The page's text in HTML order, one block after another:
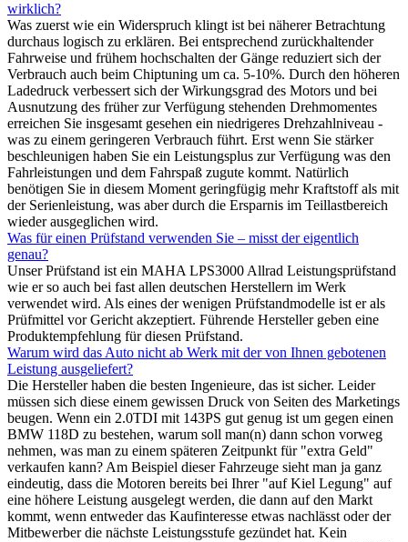
wirklich?
Was zuerst wie ein Widerspruch klingt ist bei näherer Betrachtung
durchaus logisch zu erklären. Bei entsprechend zurückhaltender
Fahrweise und frühem hochschalten der Gänge reduziert sich der
Verbrauch auch beim Chiptuning um ca. 5-10%. Durch den höheren
Ladedruck verbessert sich der Wirkungsgrad des Motors und bei
Ausnutzung des früher zur Verfügung stehenden Drehmomentes
erreichen Sie insgesamt gesehen ein niedrigeres Drehzahlniveau -
was zu einem geringeren Verbrauch führt. Erst wenn Sie stärker
beschleunigen haben Sie ein Leistungsplus zur Verfügung was den
Fahrleistungen und dem Fahrspaß zugute kommt. Natürlich
benötigen Sie in diesem Moment geringfügig mehr Kraftstoff als mit
der Serienleistung, was aber durch die Ersparnis im Teillastbereich
wieder ausgeglichen wird.
Was für einen Prüfstand verwenden Sie – misst der eigentlich
genau?
Unser Prüfstand ist ein MAHA LPS3000 Allrad Leistungsprüfstand
wie er so auch bei fast allen deutschen Herstellern im Werk
verwendet wird. Als eines der wenigen Prüfstandmodelle ist er als
Prüfmittel vor Gericht akzeptiert. Führende Hersteller geben eine
Produktempfehlung für diesen Prüfstand.
Warum wird das Auto nicht ab Werk mit der von Ihnen gebotenen
Leistung ausgeliefert?
Die Hersteller haben die besten Ingenieure, das ist sicher. Leider
müssen sich diese einem gewissen Druck von Seiten des Marketings
beugen. Wenn ein 2.0TDI mit 143PS gut genug ist um gegen einen
BMW 118D zu bestehen, warum soll man(n) dann schon vorweg
nehmen, was man zu einem späteren Zeitpunkt für "extra Geld"
verkaufen kann? Am Beispiel dieser Fahrzeuge sieht man ja ganz
eindeutig, dass die Motoren bereits bei Ihrer "auf Kiel Legung" auf
eine höhere Leistung ausgelegt werden, die dann auf den Markt
kommt, wenn entweder das Kaufinteresse etwas nachlässt oder der
Mitbewerber die nächste Leistungsstufe gezündet hat. Kein